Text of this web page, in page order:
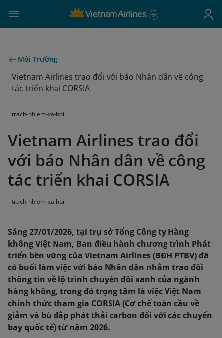
Môi Trường
Vietnam Airlines trao đổi với báo Nhân dân về công
tác triển khai CORSIA
trach-nhiem-xa-hoi
Vietnam Airlines trao đổi
với báo Nhân dân về công
tác triển khai CORSIA
trach-nhiem-xa-hoi
Sáng 27/01/2026, tại trụ sở Tổng Công ty Hàng
không Việt Nam, Ban điều hành chương trình Phát
triển bền vững của Vietnam Airlines (BĐH PTBV) đã
có buổi làm việc với báo Nhân dân nhằm trao đổi
thông tin về lộ trình chuyển đổi xanh của ngành
hàng không, trong đó trọng tâm là việc Việt Nam
chính thức tham gia CORSIA (Cơ chế toàn cầu về
giảm và bù đắp phát thải carbon đối với các chuyến
bay quốc tế) từ năm 2026.